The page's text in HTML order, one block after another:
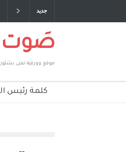
جديد
طاحنة كتب وترافع فيها بنفسه مرة اخرى..
صَوت
موقع وورقية تعنى بشئون
كلمة رئيس